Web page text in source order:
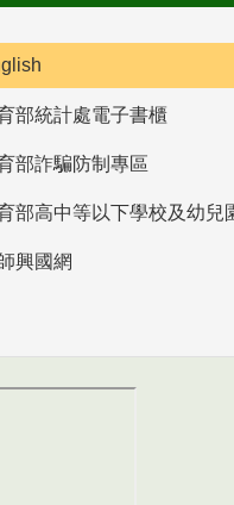
部統計處電子書櫃
部詐騙防制專區
興國網